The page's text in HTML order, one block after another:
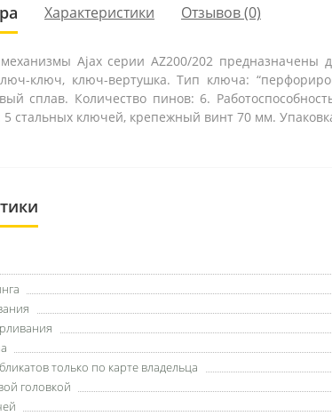
Характеристики Отзывов (0)
Ajax серии AZ200/202 предназначены
ключ, ключ-вертушка. Тип ключа:
сплав. Количество пинов: 6.
стальных ключей, крепежный винт 70 мм.
только по карте владельца
головкой